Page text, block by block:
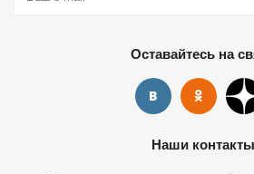
Оставайтесь на
Наши контакты